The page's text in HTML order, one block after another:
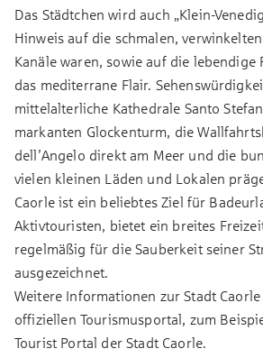
Das Städtchen wird auch „Klein-
Hinweis auf die schmalen,
Kanäle waren, sowie auf die lebendige
das mediterrane Flair.
mittelalterliche Kathedrale Santo
markanten Glockenturm, die
dell’Angelo direkt am Meer und die
vielen kleinen Läden und Lokalen
Caorle ist ein beliebtes Ziel für
Aktivtouristen, bietet ein breites
regelmäßig für die Sauberkeit seiner
ausgezeichnet.
Weitere Informationen zur Stadt
offiziellen Tourismusportal, zum
Tourist Portal der Stadt Caorle.